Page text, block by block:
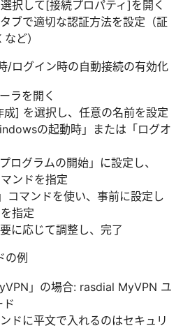
択して[接続プロパティ]を開く
ブで適切な認証方法を設定（証
ど）
/ログイン時の自動接続の有効化
ラを開く
成] を選択し、任意の名前を設定
の起動時」または「ログオ
ログラムの開始」に設定し、
ンドを指定
コマンドを使い、事前に設定し
指定
に応じて調整し、完了
の例
」の場合: rasdial MyVPN ユ
ドに平文で入れるのはセキュリ